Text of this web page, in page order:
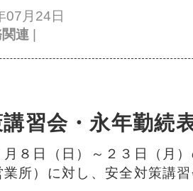
07月24日
連
習会・永年勤続
８日（日）～２３日（月
所）に対し、安全対策講